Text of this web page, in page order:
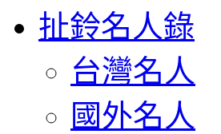
扯鈴名人錄
台灣名人
國外名人